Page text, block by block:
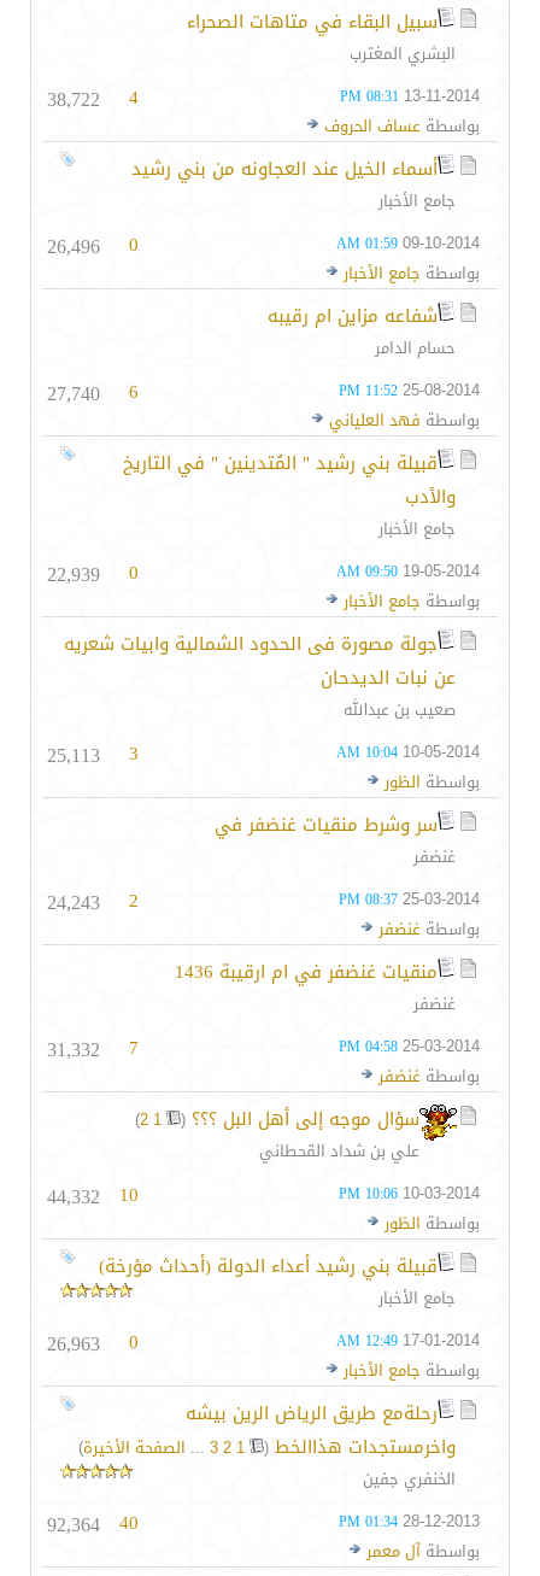
سبيل البقاء في متاهات الصحراء
البشري المغترب
13-11-2014
08:31 PM
بواسطة عساف الحروف
4
38,722
أسماء الخيل عند العجاونه من بني رشيد
جامع الأخبار
09-10-2014
01:59 AM
بواسطة جامع الأخبار
0
26,496
شفاعه مزاين ام رقيبه
حسام الدامر
25-08-2014
11:52 PM
بواسطة فهد العلياني
6
27,740
قبيلة بني رشيد " المُتدينين " في التاريخ
والأدب
جامع الأخبار
19-05-2014
09:50 AM
بواسطة جامع الأخبار
0
22,939
جولة مصورة فى الحدود الشمالية وابيات شعريه
عن نبات الديدحان
صعيب بن عبدالله
10-05-2014
10:04 AM
بواسطة الظور
3
25,113
سر وشرط منقيات غنضفر في
غنضفر
25-03-2014
08:37 PM
بواسطة غنضفر
2
24,243
منقيات غنضفر في ام ارقيبة 1436
غنضفر
25-03-2014
04:58 PM
بواسطة غنضفر
7
31,332
سؤال موجه إلى أهل البل ؟؟؟ (
1
2
)
علي بن شداد القحطاني
10-03-2014
10:06 PM
بواسطة الظور
10
44,332
قبيلة بني رشيد أعداء الدولة (أحداث مؤرخة)
جامع الأخبار
17-01-2014
12:49 AM
بواسطة جامع الأخبار
0
26,963
رحلةمع طريق الرياض الرين بيشه
واخرمستجدات هذاالخط (
1
2
3
... الصفحة الأخيرة)
الخنفري جفين
28-12-2013
01:34 PM
بواسطة آل معمر
40
92,364